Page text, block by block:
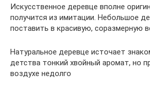
Искусственное деревце вполне
получится из имитации. Небольшое
поставить в красивую, соразмерную
Натуральное деревце источает
детства тонкий хвойный аромат, но
воздухе недолго